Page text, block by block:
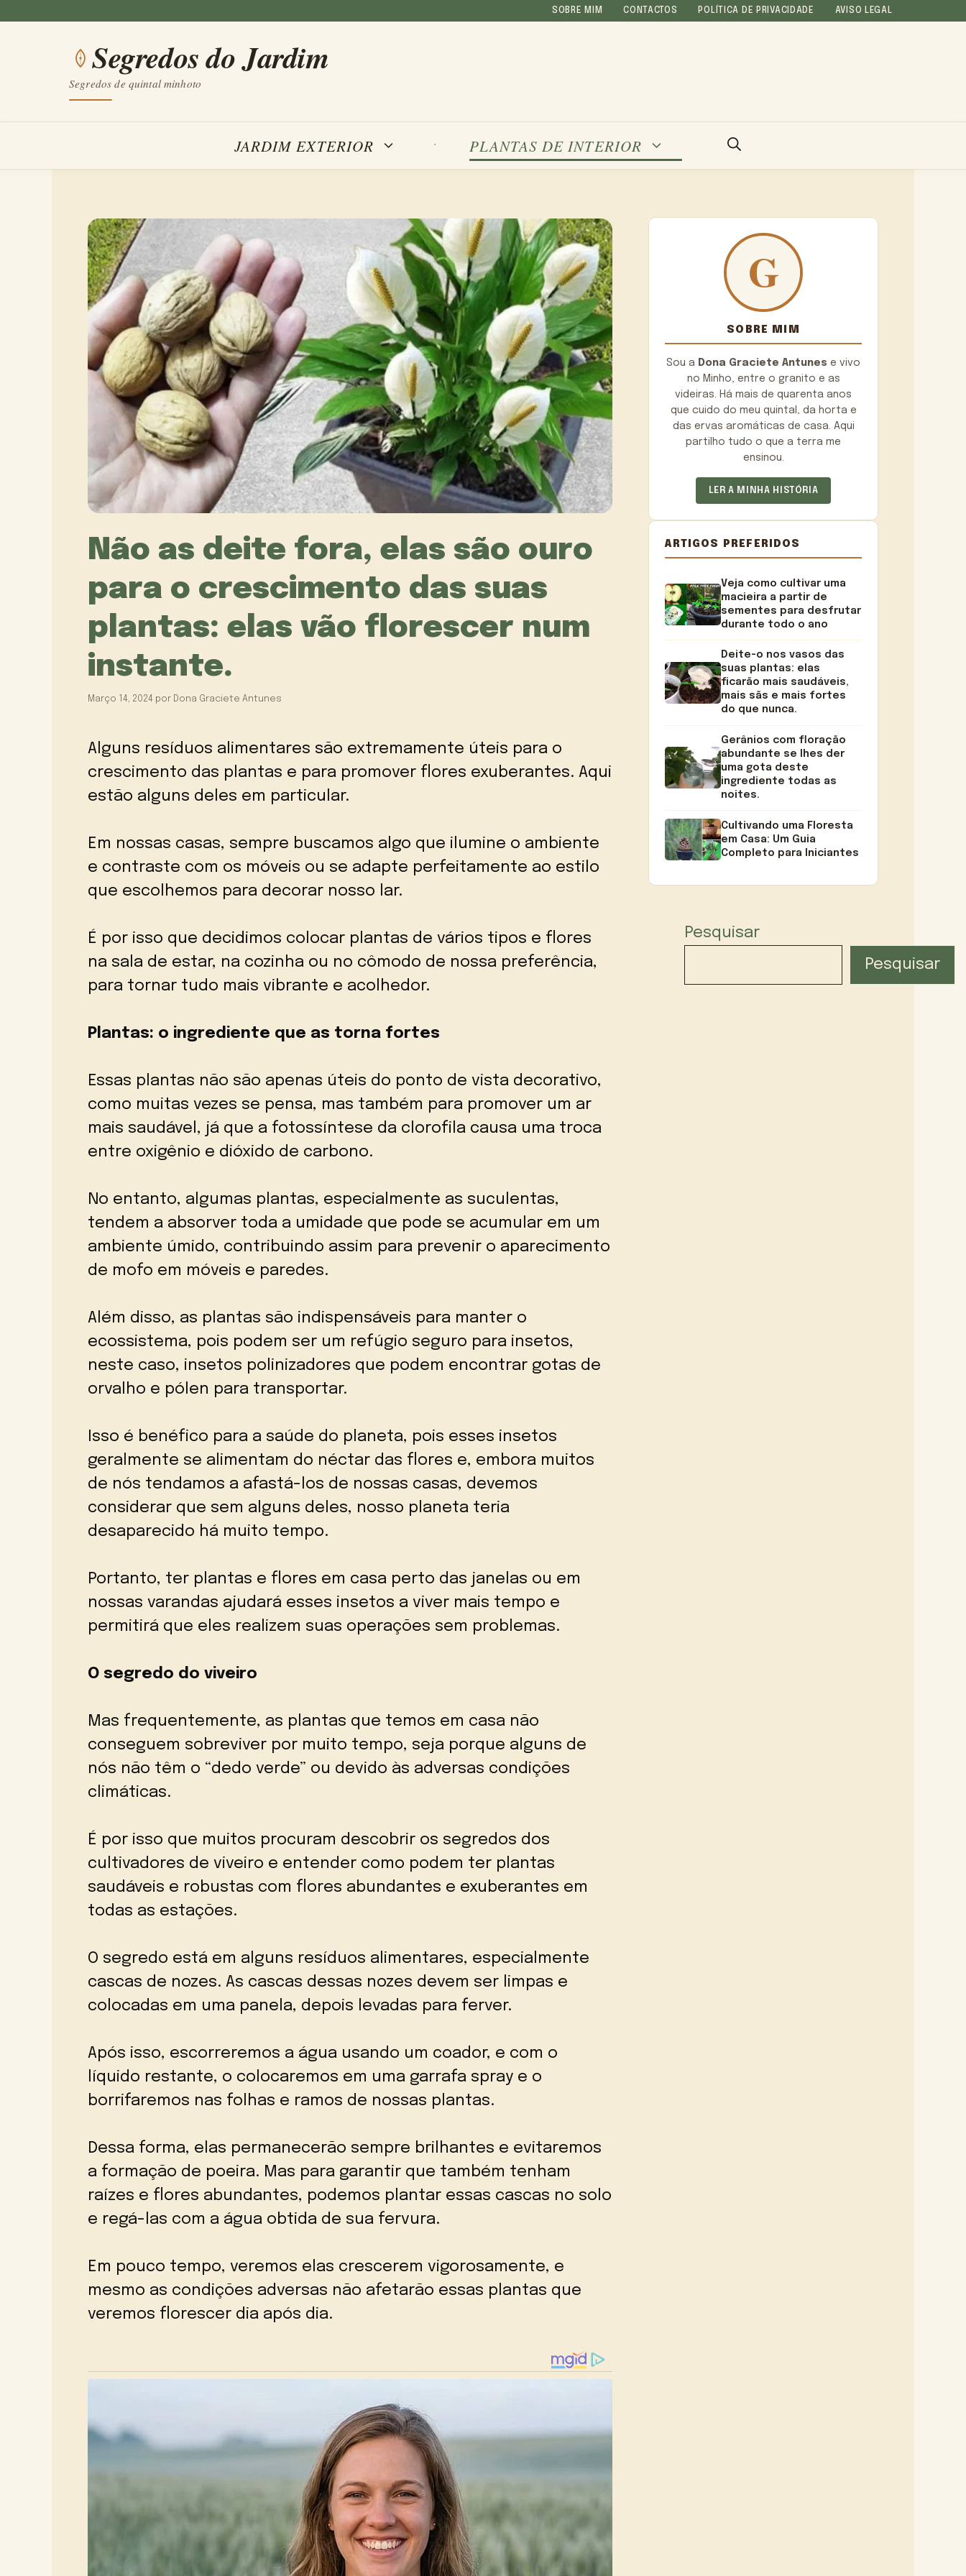
conteúdo
SOBRE MIM CONTACTOS POLÍTICA DE PRIVACIDADE AVISO LEGAL
Segredos do Jardim
Segredos de quintal minhoto
JARDIM EXTERIOR PLANTAS DE INTERIOR
Não as deite fora, elas são ouro
para o crescimento das suas
plantas: elas vão florescer num
instante.
Março 14, 2024 por Dona Graciete Antunes
Alguns resíduos alimentares são extremamente úteis para o
crescimento das plantas e para promover flores exuberantes. Aqui
estão alguns deles em particular.
Em nossas casas, sempre buscamos algo que ilumine o ambiente
e contraste com os móveis ou se adapte perfeitamente ao estilo
que escolhemos para decorar nosso lar.
É por isso que decidimos colocar plantas de vários tipos e flores
na sala de estar, na cozinha ou no cômodo de nossa preferência,
para tornar tudo mais vibrante e acolhedor.
Plantas: o ingrediente que as torna fortes
Essas plantas não são apenas úteis do ponto de vista decorativo,
como muitas vezes se pensa, mas também para promover um ar
mais saudável, já que a fotossíntese da clorofila causa uma troca
entre oxigênio e dióxido de carbono.
No entanto, algumas plantas, especialmente as suculentas,
tendem a absorver toda a umidade que pode se acumular em um
ambiente úmido, contribuindo assim para prevenir o aparecimento
de mofo em móveis e paredes.
Além disso, as plantas são indispensáveis para manter o
ecossistema, pois podem ser um refúgio seguro para insetos,
neste caso, insetos polinizadores que podem encontrar gotas de
orvalho e pólen para transportar.
Isso é benéfico para a saúde do planeta, pois esses insetos
geralmente se alimentam do néctar das flores e, embora muitos
de nós tendamos a afastá-los de nossas casas, devemos
considerar que sem alguns deles, nosso planeta teria
desaparecido há muito tempo.
Portanto, ter plantas e flores em casa perto das janelas ou em
nossas varandas ajudará esses insetos a viver mais tempo e
permitirá que eles realizem suas operações sem problemas.
O segredo do viveiro
Mas frequentemente, as plantas que temos em casa não
conseguem sobreviver por muito tempo, seja porque alguns de
nós não têm o “dedo verde” ou devido às adversas condições
climáticas.
É por isso que muitos procuram descobrir os segredos dos
cultivadores de viveiro e entender como podem ter plantas
saudáveis e robustas com flores abundantes e exuberantes em
todas as estações.
O segredo está em alguns resíduos alimentares, especialmente
cascas de nozes. As cascas dessas nozes devem ser limpas e
colocadas em uma panela, depois levadas para ferver.
Após isso, escorreremos a água usando um coador, e com o
líquido restante, o colocaremos em uma garrafa spray e o
borrifaremos nas folhas e ramos de nossas plantas.
Dessa forma, elas permanecerão sempre brilhantes e evitaremos
a formação de poeira. Mas para garantir que também tenham
raízes e flores abundantes, podemos plantar essas cascas no solo
e regá-las com a água obtida de sua fervura.
Em pouco tempo, veremos elas crescerem vigorosamente, e
mesmo as condições adversas não afetarão essas plantas que
veremos florescer dia após dia.
SOBRE MIM
Sou a Dona Graciete Antunes e vivo
no Minho, entre o granito e as
videiras. Há mais de quarenta anos
que cuido do meu quintal, da horta e
das ervas aromáticas de casa. Aqui
partilho tudo o que a terra me
ensinou.
LER A MINHA HISTÓRIA
ARTIGOS PREFERIDOS
Veja como cultivar uma
macieira a partir de
sementes para desfrutar
durante todo o ano
Deite-o nos vasos das
suas plantas: elas
ficarão mais saudáveis,
mais sãs e mais fortes
do que nunca.
Gerânios com floração
abundante se lhes der
uma gota deste
ingrediente todas as
noites.
Cultivando uma Floresta
em Casa: Um Guia
Completo para Iniciantes
Pesquisar
Pesquisar